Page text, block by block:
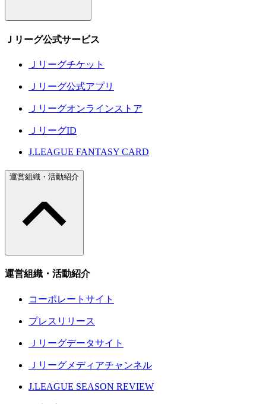
Ｊリーグ公式サービス
Ｊリーグチケット
Ｊリーグ公式アプリ
Ｊリーグオンラインストア
ＪリーグID
J.LEAGUE FANTASY CARD
運営組織・活動紹介
運営組織・活動紹介
コーポレートサイト
プレスリリース
Ｊリーグデータサイト
Ｊリーグメディアチャンネル
J.LEAGUE SEASON REVIEW